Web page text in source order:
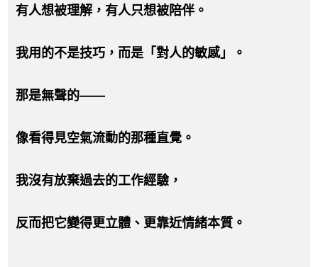
有人想被理解，有人只想被陪伴。
我用的不是技巧，而是「對人的敏感」。
那是無聲的——
像看得見空氣流動的那種直覺。
我沒有放棄過去的工作經驗，
反而把它變得更立體、更靠近情緒本質。